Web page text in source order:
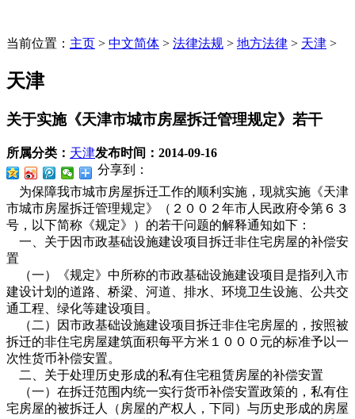
当前位置： 主页 > 中文简体 > 法律法规 > 地方法律 > 天津 >
天津
关于实施《天津市城市房屋拆迁管理规定》若干
所属分类： 天津发布时间： 2014-09-16
分享到：
为保障我市城市房屋拆迁工作的顺利实施，现就实施《天津
市城市房屋拆迁管理规定》（２００２年市人民政府令第６３
号，以下简称《规定》）的若干问题的解释通知如下：
一、关于因市政基础设施建设项目拆迁非住宅房屋的补偿安
置
（一）《规定》中所称的市政基础设施建设项目是指列入市
建设计划的道路、桥梁、河道、排水、环境卫生设施、公共交
通工程、绿化等建设项目。
（二）因市政基础设施建设项目拆迁非住宅房屋的，按照被
拆迁的非住宅房屋建筑面积每平方米１０００元的标准予以一
次性货币补偿安置。
二、关于处理历史形成的私有住宅租赁房屋的补偿安置
（一）在拆迁范围内统一实行货币补偿安置政策的，私有住
宅房屋的被拆迁人（房屋的产权人，下同）与历史形成的房屋